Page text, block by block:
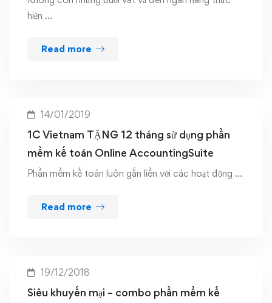
hiện …
Read more
14/01/2019
1C Vietnam TẶNG 12 tháng sử dụng phần
mềm kế toán Online AccountingSuite
Phần mềm kế toán luôn gắn liền với các hoạt động …
Read more
19/12/2018
Siêu khuyến mại – combo phần mềm kế